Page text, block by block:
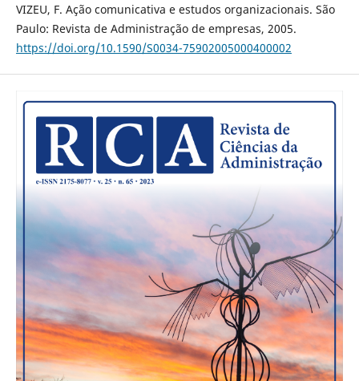
VIZEU, F. Ação comunicativa e estudos organizacionais. São
Paulo: Revista de Administração de empresas, 2005.
https://doi.org/10.1590/S0034-75902005000400002